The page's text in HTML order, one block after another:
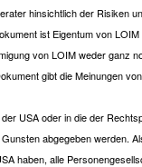
hinsichtlich der Risiken
ist Eigentum von
von LOIM weder ganz
gibt die Meinungen
USA oder in die der
abgegeben werden.
haben, alle